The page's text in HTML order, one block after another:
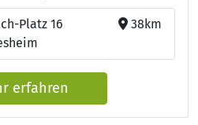
Platz 16
38km
erfahren